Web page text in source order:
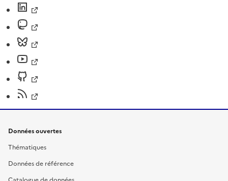
Données ouvertes
Thématiques
Données de référence